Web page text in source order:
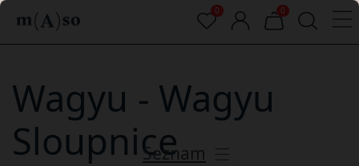
Wagyu - Wagyu
Sloupnice
0
0